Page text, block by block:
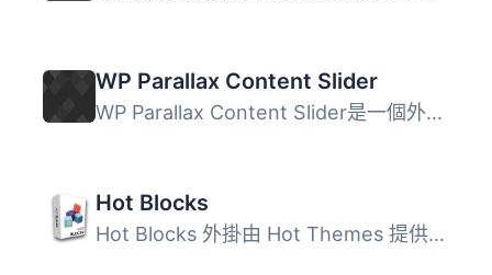
WP Parallax Content Slider
WP Parallax Content Slider是一個外掛，在WordPress博客或網...
Hot Blocks
Hot Blocks 外掛由 Hot Themes 提供，為 Gutenberg 編輯器增...